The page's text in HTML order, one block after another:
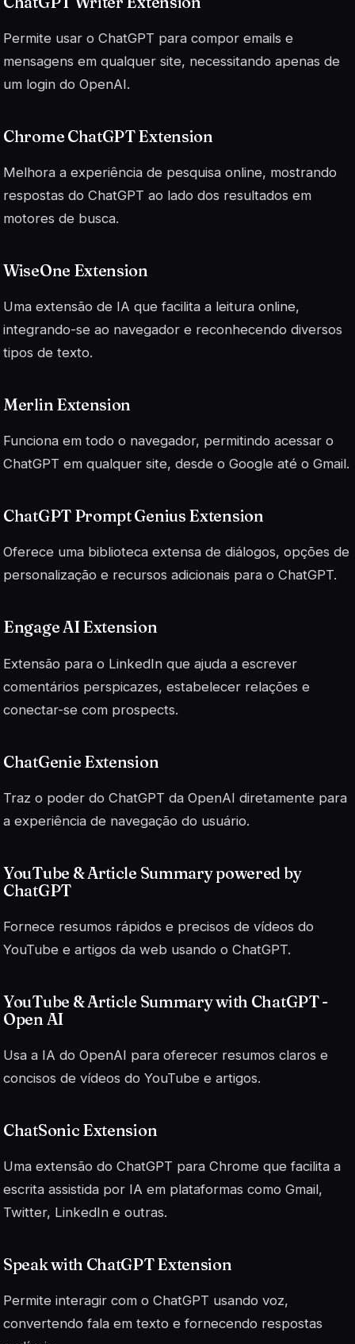
Permite usar o ChatGPT para compor emails e
mensagens em qualquer site, necessitando apenas de
um login do OpenAI.
Chrome ChatGPT Extension
Melhora a experiência de pesquisa online, mostrando
respostas do ChatGPT ao lado dos resultados em
motores de busca.
WiseOne Extension
Uma extensão de IA que facilita a leitura online,
integrando-se ao navegador e reconhecendo diversos
tipos de texto.
Merlin Extension
Funciona em todo o navegador, permitindo acessar o
ChatGPT em qualquer site, desde o Google até o Gmail.
ChatGPT Prompt Genius Extension
Oferece uma biblioteca extensa de diálogos, opções de
personalização e recursos adicionais para o ChatGPT.
Engage AI Extension
Extensão para o LinkedIn que ajuda a escrever
comentários perspicazes, estabelecer relações e
conectar-se com prospects.
ChatGenie Extension
Traz o poder do ChatGPT da OpenAI diretamente para
a experiência de navegação do usuário.
YouTube & Article Summary powered by
ChatGPT
Fornece resumos rápidos e precisos de vídeos do
YouTube e artigos da web usando o ChatGPT.
YouTube & Article Summary with ChatGPT -
Open AI
Usa a IA do OpenAI para oferecer resumos claros e
concisos de vídeos do YouTube e artigos.
ChatSonic Extension
Uma extensão do ChatGPT para Chrome que facilita a
escrita assistida por IA em plataformas como Gmail,
Twitter, LinkedIn e outras.
Speak with ChatGPT Extension
Permite interagir com o ChatGPT usando voz,
convertendo fala em texto e fornecendo respostas